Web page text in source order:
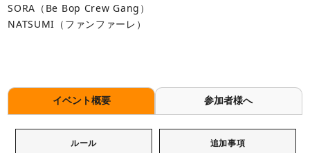
SORA（Be Bop Crew Gang）
NATSUMI（ファンファーレ）
イベント概要 参加者様へ
ルール 追加事項